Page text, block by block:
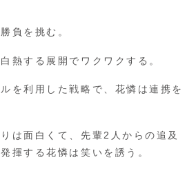
負を挑む。
熱する展開でワクワクする。
を利用した戦略で、花憐は連携を
は面白くて、先輩2人からの追及
揮する花憐は笑いを誘う。